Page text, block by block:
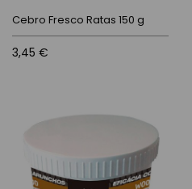
Cebro Fresco Ratas 150 g
3,45 €